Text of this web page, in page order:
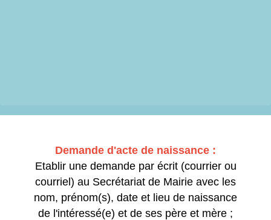
Demande d'acte de naissance :
Etablir une demande par écrit (courrier ou
courriel) au Secrétariat de Mairie avec les
nom, prénom(s), date et lieu de naissance
de l'intéressé(e) et de ses père et mère ;